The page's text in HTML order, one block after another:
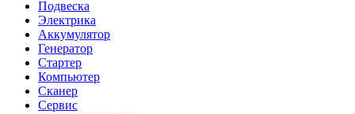
Подвеска
Электрика
Аккумулятор
Генератор
Стартер
Компьютер
Сканер
Сервис